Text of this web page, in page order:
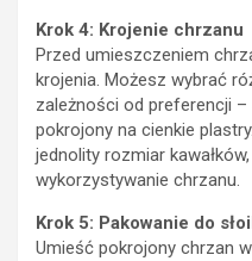
Krok 4: Krojenie chrzanu
Przed umieszczeniem
krojenia. Możesz wybrać
zależności od preferencji
pokrojony na cienkie
jednolity rozmiar
wykorzystywanie chrzanu.
Krok 5: Pakowanie do
Umieść pokrojony chrzan